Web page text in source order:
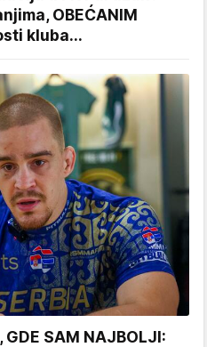
OBEĆANIM
kluba...
GDE SAM NAJBOLJI: